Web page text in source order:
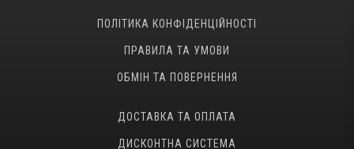
ПОЛІТИКА КОНФІДЕНЦІЙНОСТІ
ПРАВИЛА ТА УМОВИ
ОБМІН ТА ПОВЕРНЕННЯ
ДОСТАВКА ТА ОПЛАТА
ДИСКОНТНА СИСТЕМА